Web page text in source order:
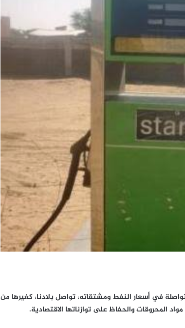
في أسعار النفط ومشتقاته، تواصل بلادنا، كغيرها من
المحروقات والحفاظ على توازناتها الاقتصادية.